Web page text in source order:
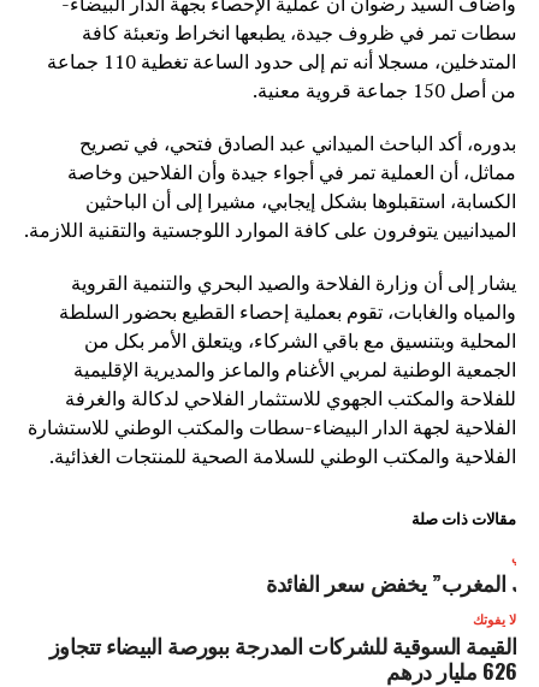
سطات تمر في ظروف جيدة، يطبعها انخراط وتعبئة كافة
المتدخلين، مسجلا أنه تم إلى حدود الساعة تغطية 110 جماعة
من أصل 150 جماعة قروية معنية.
بدوره، أكد الباحث الميداني عبد الصادق فتحي، في تصريح
مماثل، أن العملية تمر في أجواء جيدة وأن الفلاحين وخاصة
الكسابة، استقبلوها بشكل إيجابي، مشيرا إلى أن الباحثين
الميدانيين يتوفرون على كافة الموارد اللوجستية والتقنية اللازمة.
يشار إلى أن وزارة الفلاحة والصيد البحري والتنمية القروية
والمياه والغابات، تقوم بعملية إحصاء القطيع بحضور السلطة
المحلية وبتنسيق مع باقي الشركاء، ويتعلق الأمر بكل من
الجمعية الوطنية لمربي الأغنام والماعز والمديرية الإقليمية
للفلاحة والمكتب الجهوي للاستثمار الفلاحي لدكالة والغرفة
الفلاحية لجهة الدار البيضاء-سطات والمكتب الوطني للاستشارة
الفلاحية والمكتب الوطني للسلامة الصحية للمنتجات الغذائية.
مقالات ذات صلة
المغرب” يخفض سعر الفائدة
لا يفوتك
القيمة السوقية للشركات المدرجة ببورصة البيضاء تتجاوز
626 مليار درهم